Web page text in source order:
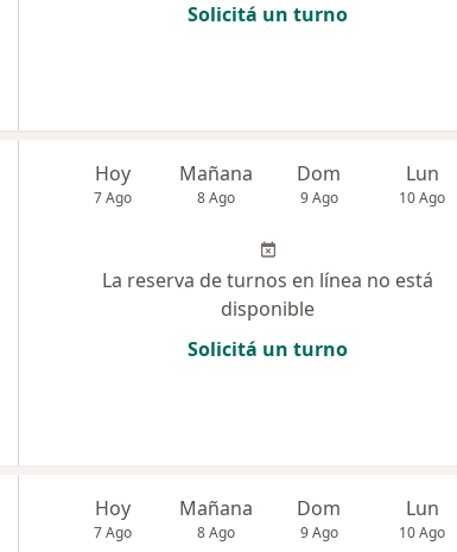
Solicitá un turno
Hoy
7 Ago
Mañana
8 Ago
Dom
9 Ago
Lun
10 Ago
La reserva de turnos en línea no está
disponible
Solicitá un turno
Hoy
7 Ago
Mañana
8 Ago
Dom
9 Ago
Lun
10 Ago